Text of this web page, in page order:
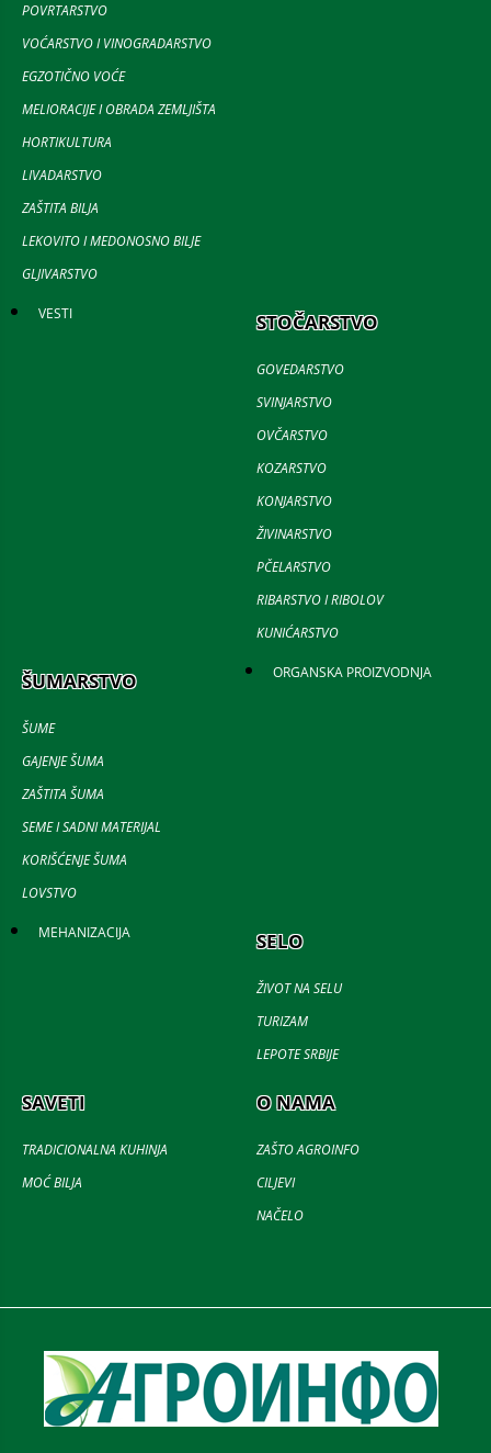
POVRTARSTVO
VOĆARSTVO I VINOGRADARSTVO
EGZOTIČNO VOĆE
MELIORACIJE I OBRADA ZEMLJIŠTA
HORTIKULTURA
LIVADARSTVO
ZAŠTITA BILJA
LEKOVITO I MEDONOSNO BILJE
GLJIVARSTVO
VESTI STOČARSTVO
GOVEDARSTVO
SVINJARSTVO
OVČARSTVO
KOZARSTVO
KONJARSTVO
ŽIVINARSTVO
PČELARSTVO
RIBARSTVO I RIBOLOV
KUNIĆARSTVO
ŠUMARSTVO
ŠUME
GAJENJE ŠUMA
ZAŠTITA ŠUMA
SEME I SADNI MATERIJAL
KORIŠĆENJE ŠUMA
LOVSTVO
ORGANSKA PROIZVODNJA
MEHANIZACIJA SELO
ŽIVOT NA SELU
TURIZAM
LEPOTE SRBIJE
SAVETI
TRADICIONALNA KUHINJA
MOĆ BILJA
O NAMA
ZAŠTO AGROINFO
CILJEVI
NAČELO